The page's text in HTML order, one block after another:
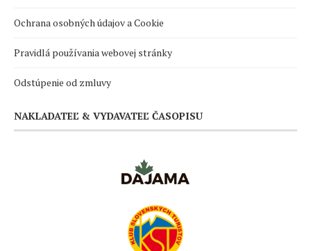
Ochrana osobných údajov a Cookie
Pravidlá používania webovej stránky
Odstúpenie od zmluvy
NAKLADATEĽ & VYDAVATEĽ ČASOPISU